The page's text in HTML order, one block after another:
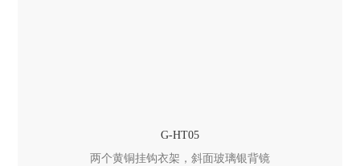
G-HT05
两个黄铜挂钩衣架，斜面玻璃银背镜